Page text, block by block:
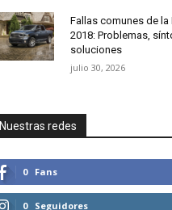
Fallas comunes de la
2018: Problemas,
soluciones
julio 30, 2026
Nuestras redes
0 Fans
0 Seguidores